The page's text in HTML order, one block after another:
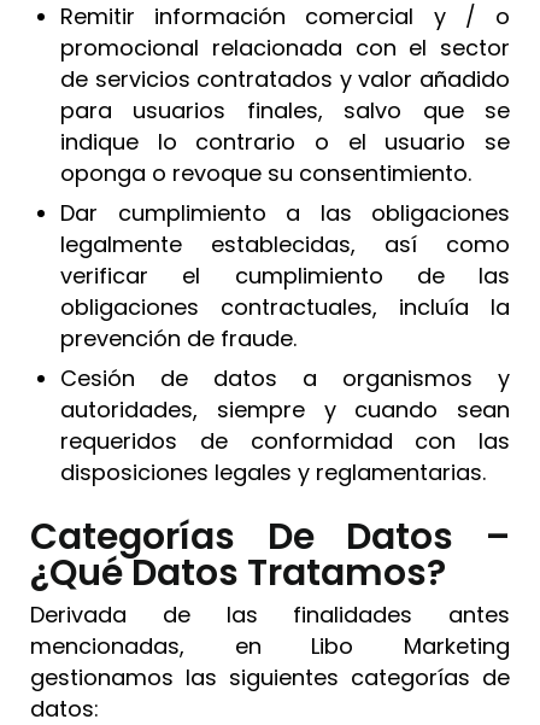
Remitir información comercial y / o
promocional relacionada con el sector
de servicios contratados y valor añadido
para usuarios finales, salvo que se
indique lo contrario o el usuario se
oponga o revoque su consentimiento.
Dar cumplimiento a las obligaciones
legalmente establecidas, así como
verificar el cumplimiento de las
obligaciones contractuales, incluía la
prevención de fraude.
Cesión de datos a organismos y
autoridades, siempre y cuando sean
requeridos de conformidad con las
disposiciones legales y reglamentarias.
Categorías De Datos –
¿Qué Datos Tratamos?
Derivada de las finalidades antes
mencionadas, en Libo Marketing
gestionamos las siguientes categorías de
datos: